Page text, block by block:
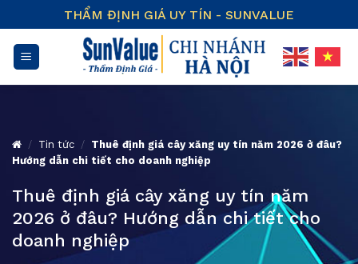
to
content
THẨM ĐỊNH GIÁ UY TÍN - SUNVALUE
/ Tin tức /
Thuê định giá cây xăng uy tín năm 2026 ở đâu?
Hướng dẫn chi tiết cho doanh nghiệp
Thuê định giá cây xăng uy tín năm
2026 ở đâu? Hướng dẫn chi tiết cho
doanh nghiệp